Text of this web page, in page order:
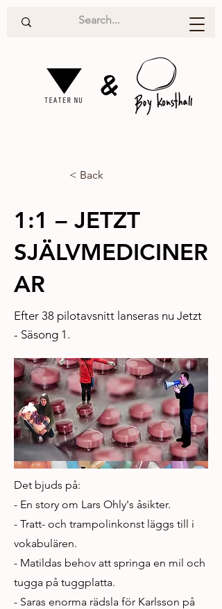
&
< Back
1:1 – JETZT
SJÄLVMEDICINER
AR
Efter 38 pilotavsnitt lanseras nu Jetzt
- Säsong 1.
Det bjuds på:
- En story om Lars Ohly's åsikter.
- Tratt- och trampolinkonst läggs till i
vokabulären.
- Matildas behov att springa en mil och
tugga på tuggplatta.
- Saras enorma rädsla för Karlsson på